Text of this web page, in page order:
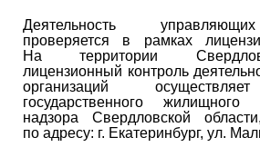
Деятельность
проверяется в рамках
На территории
лицензионный контроль
организаций
государственного жилищного
надзора Свердловской
по адресу: г. Екатеринбург, ул.